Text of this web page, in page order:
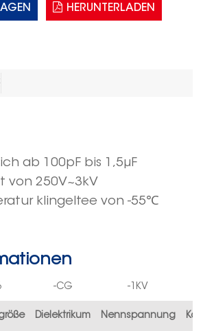
HERUNTERLADEN
ab 100pF bis 1,5μF
von250V~3kV
klingeltee von -55℃
-CG - 1KV
Dielektrikum Nennspannung